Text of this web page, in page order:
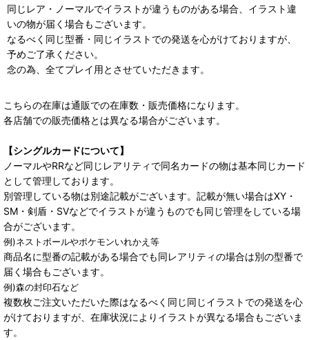
同じレア・ノーマルでイラストが違うものがある場合、イラスト違
いの物が届く場合もございます。
なるべく同じ型番・同じイラストでの発送を心がけておりますが、
予めご了承ください。
念の為、全てプレイ用とさせていただきます。
こちらの在庫は通販での在庫数・販売価格になります。
各店舗での販売価格とは異なる場合がございます。
【シングルカードについて】
ノーマルやRRなど同じレアリティで同名カードの物は基本同じカード
として管理しております。
別管理している物は別途記載がございます。記載が無い場合はXY・
SM・剣盾・SVなどでイラストが違うものでも同じ管理をしている場
合がございます。
例)ネストボールやポケモンいれかえ等
商品名に型番の記載がある場合でも同レアリティの場合は別の型番で
届く場合もございます。
例)森の封印石など
複数枚ご注文いただいた際はなるべく同じ同じイラストでの発送を心
がけておりますが、在庫状況によりイラストが異なる場合もございま
す。